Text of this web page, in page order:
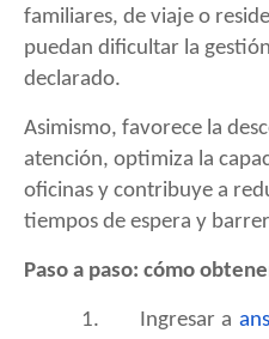
familiares, de viaje o
puedan dificultar la
declarado.
Asimismo, favorece la
atención, optimiza la
oficinas y contribuye a
tiempos de espera y
Paso a paso: cómo
1. Ingresar a